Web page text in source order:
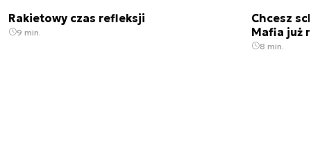
Rakietowy czas refleksji
9 min.
Chcesz
Mafia już
8 min.